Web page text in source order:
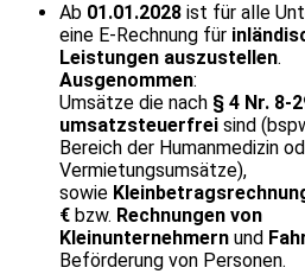
Ab 01.01.2028 ist für alle
eine E-Rechnung für
Leistungen auszustellen.
Ausgenommen:
Umsätze die nach § 4 Nr. 8-
umsatzsteuerfrei sind
Bereich der Humanmedizin
Vermietungsumsätze),
sowie
€ bzw. Rechnungen von
Kleinunternehmern und
Beförderung von Personen.